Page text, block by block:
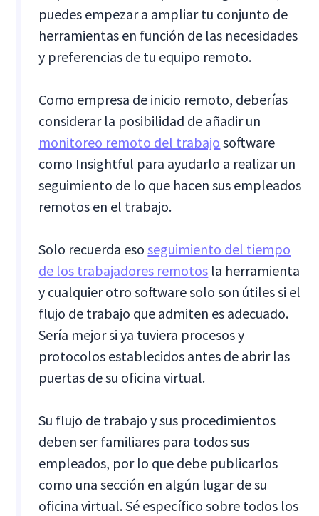
puedes empezar a ampliar tu conjunto de
herramientas en función de las necesidades
y preferencias de tu equipo remoto.
Como empresa de inicio remoto, deberías
considerar la posibilidad de añadir un
monitoreo remoto del trabajo software
como Insightful para ayudarlo a realizar un
seguimiento de lo que hacen sus empleados
remotos en el trabajo.
Solo recuerda esoseguimiento del tiempo
de los trabajadores remotos la herramienta
y cualquier otro software solo son útiles si el
flujo de trabajo que admiten es adecuado.
Sería mejor si ya tuviera procesos y
protocolos establecidos antes de abrir las
puertas de su oficina virtual.
Su flujo de trabajo y sus procedimientos
deben ser familiares para todos sus
empleados, por lo que debe publicarlos
como una sección en algún lugar de su
oficina virtual. Sé específico sobre todos los